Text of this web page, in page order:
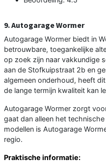
9. Autogarage Wormer
Autogarage Wormer biedt in
betrouwbare, toegankelijke
op zoek zijn naar vakkundige
aan de Stofkuipstraat 2b en
algemeen onderhoud, heeft
de lange termijn kwaliteit kan
Autogarage Wormer zorgt
gaat dan alleen het
modellen is Autogarage
regio.
Praktische informatie: